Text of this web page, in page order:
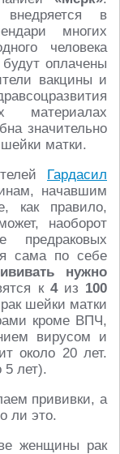
в
многих
человека
оплачены
вакцины и
материалах
значительно
шейки матки.
Гардасил
начавшим
как правило,
наоборот
предраковых
сама по себе
нужно
к 4из 100
шейки матки
кроме ВПЧ,
вирусом и
около 20 лет.
5 лет).
прививки, а
ли это.
женщины рак